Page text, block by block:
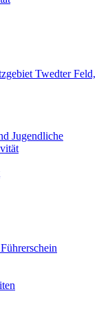
Twedter Feld,
Jugendliche